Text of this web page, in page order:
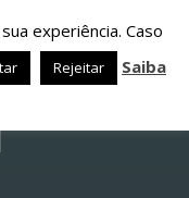
experiência. Caso
Rejeitar
Saiba